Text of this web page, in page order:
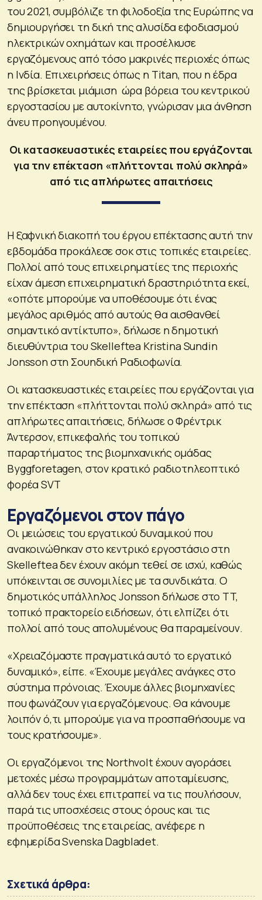
του 2021, συμβόλιζε τη φιλοδοξία της Ευρώπης να
δημιουργήσει τη δική της αλυσίδα εφοδιασμού
ηλεκτρικών οχημάτων και προσέλκυσε
εργαζόμενους από τόσο μακρινές περιοχές όπως
η Ινδία. Επιχειρήσεις όπως η Titan, που η έδρα
της βρίσκεται μιάμιση ώρα βόρεια του κεντρικού
εργοστασίου με αυτοκίνητο, γνώρισαν μια άνθηση
άνευ προηγουμένου.
Οι κατασκευαστικές εταιρείες που εργάζονται
για την επέκταση «πλήττονται πολύ σκληρά»
από τις απλήρωτες απαιτήσεις
Η ξαφνική διακοπή του έργου επέκτασης αυτή την
εβδομάδα προκάλεσε σοκ στις τοπικές εταιρείες.
Πολλοί από τους επιχειρηματίες της περιοχής
είχαν άμεση επιχειρηματική δραστηριότητα εκεί,
«οπότε μπορούμε να υποθέσουμε ότι ένας
μεγάλος αριθμός από αυτούς θα αισθανθεί
σημαντικό αντίκτυπο», δήλωσε η δημοτική
διευθύντρια του Skelleftea Kristina Sundin
Jonsson στη Σουηδική Ραδιοφωνία.
Οι κατασκευαστικές εταιρείες που εργάζονται για
την επέκταση «πλήττονται πολύ σκληρά» από τις
απλήρωτες απαιτήσεις, δήλωσε ο Φρέντρικ
Άντερσον, επικεφαλής του τοπικού
παραρτήματος της βιομηχανικής ομάδας
Byggforetagen, στον κρατικό ραδιοτηλεοπτικό
φορέα SVT
Εργαζόμενοι στον πάγο
Οι μειώσεις του εργατικού δυναμικού που
ανακοινώθηκαν στο κεντρικό εργοστάσιο στη
Skelleftea δεν έχουν ακόμη τεθεί σε ισχύ, καθώς
υπόκεινται σε συνομιλίες με τα συνδικάτα. Ο
δημοτικός υπάλληλος Jonsson δήλωσε στο TT,
τοπικό πρακτορείο ειδήσεων, ότι ελπίζει ότι
πολλοί από τους απολυμένους θα παραμείνουν.
«Χρειαζόμαστε πραγματικά αυτό το εργατικό
δυναμικό», είπε. «Έχουμε μεγάλες ανάγκες στο
σύστημα πρόνοιας. Έχουμε άλλες βιομηχανίες
που φωνάζουν για εργαζόμενους. Θα κάνουμε
λοιπόν ό,τι μπορούμε για να προσπαθήσουμε να
τους κρατήσουμε».
Οι εργαζόμενοι της Northvolt έχουν αγοράσει
μετοχές μέσω προγραμμάτων αποταμίευσης,
αλλά δεν τους έχει επιτραπεί να τις πουλήσουν,
παρά τις υποσχέσεις στους όρους και τις
προϋποθέσεις της εταιρείας, ανέφερε η
εφημερίδα Svenska Dagbladet.
Σχετικά άρθρα: